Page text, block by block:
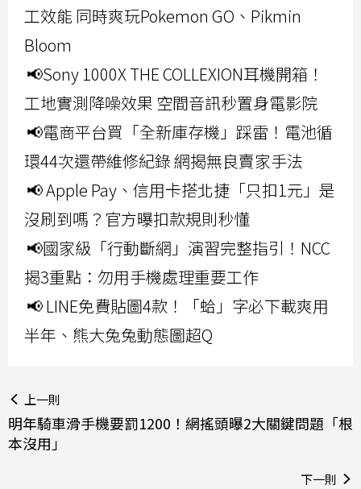
工效能 同時爽玩Pokemon GO、Pikmin
Bloom
📢Sony 1000X THE COLLEXION耳機開箱！
工地實測降噪效果 空間音訊秒置身電影院
📢電商平台買「全新庫存機」踩雷！電池循
環44次還帶維修紀錄 網揭無良賣家手法
📢 Apple Pay、信用卡搭北捷「只扣1元」是
沒刷到嗎？官方曝扣款規則秒懂
📢國家級「行動斷網」演習完整指引！NCC
揭3重點：勿用手機處理重要工作
📢 LINE免費貼圖4款！「蛤」字必下載爽用
半年、熊大兔兔動態圖超Q
上一則
明年騎車滑手機要罰1200！網搖頭曝2大關鍵問題「根
本沒用」
下一則